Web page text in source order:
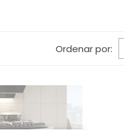
Ordenar por: